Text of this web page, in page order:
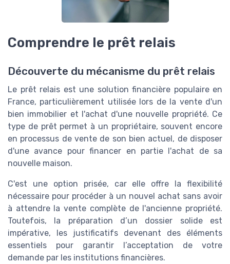
Comprendre le prêt relais
Découverte du mécanisme du prêt relais
Le prêt relais est une solution financière populaire en
France, particulièrement utilisée lors de la vente d'un
bien immobilier et l'achat d'une nouvelle propriété. Ce
type de prêt permet à un propriétaire, souvent encore
en processus de vente de son bien actuel, de disposer
d'une avance pour financer en partie l'achat de sa
nouvelle maison.
C'est une option prisée, car elle offre la flexibilité
nécessaire pour procéder à un nouvel achat sans avoir
à attendre la vente complète de l'ancienne propriété.
Toutefois, la préparation d’un dossier solide est
impérative, les justificatifs devenant des éléments
essentiels pour garantir l’acceptation de votre
demande par les institutions financières.